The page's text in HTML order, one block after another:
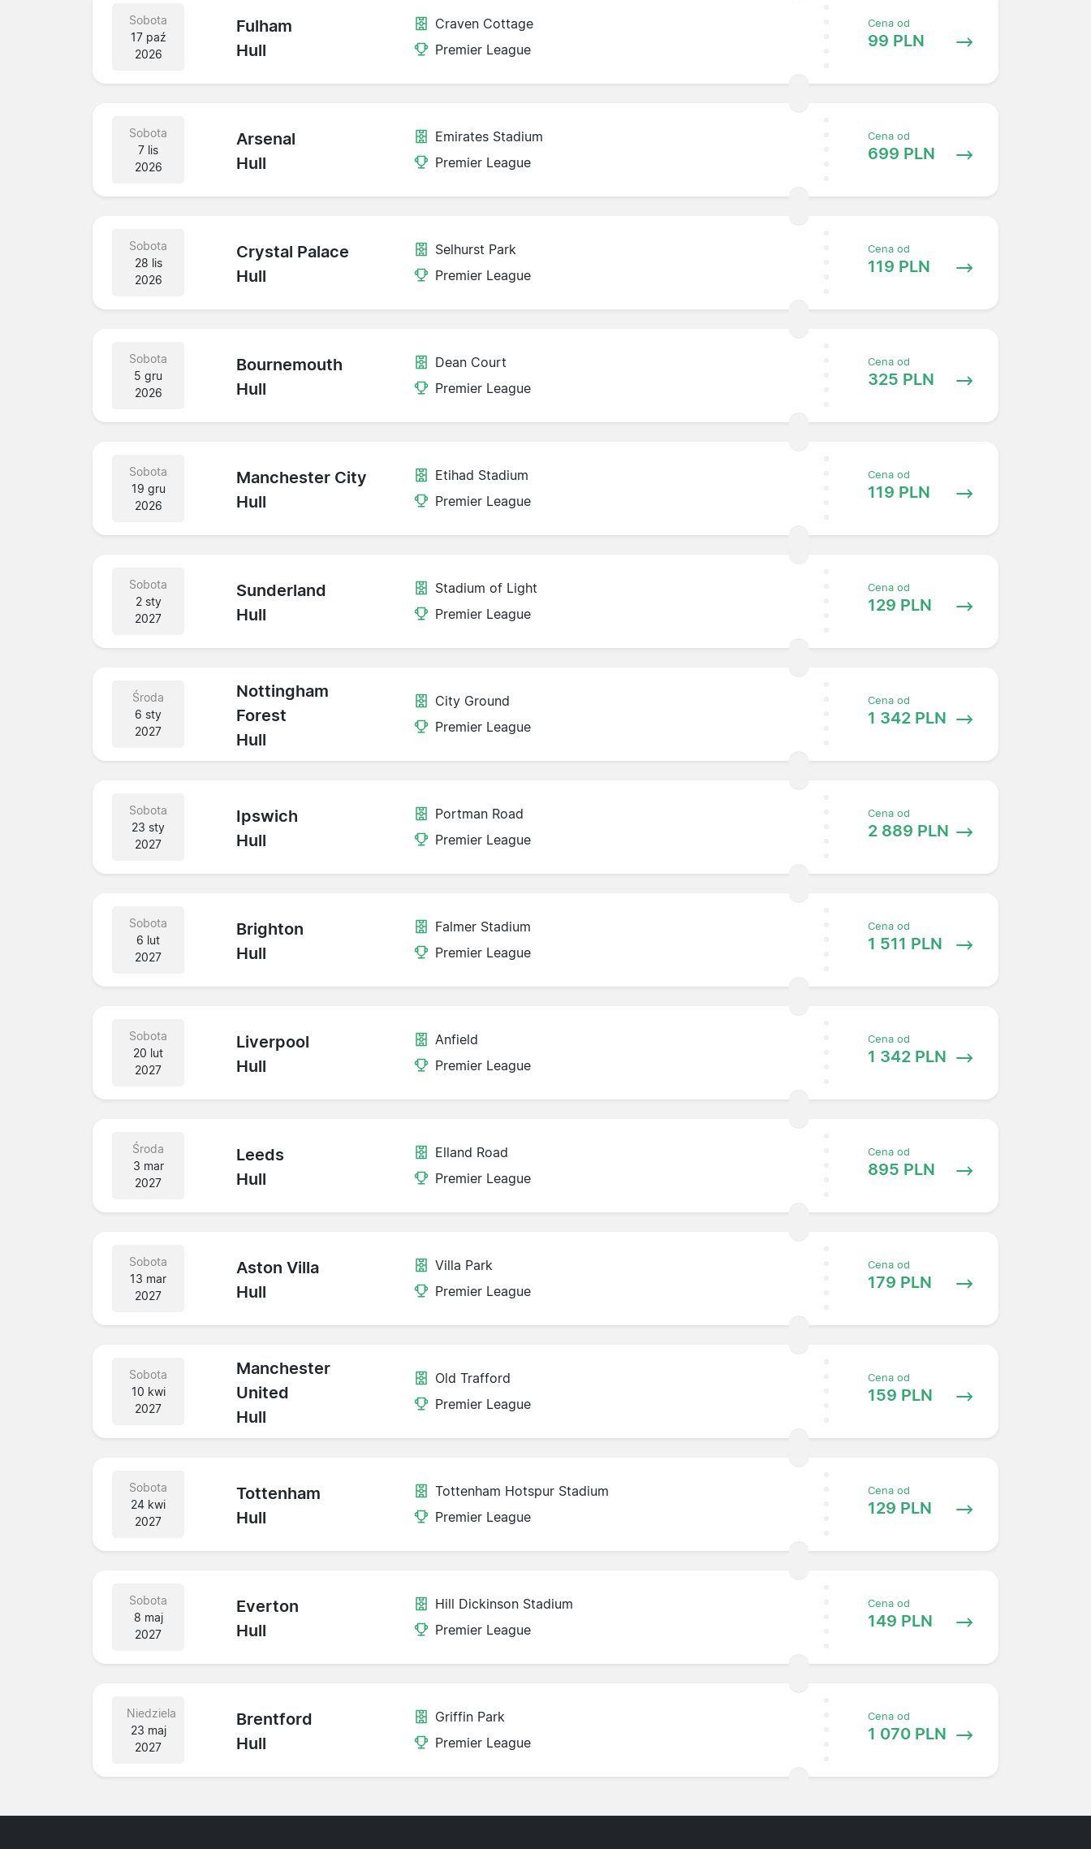
Sobota
17 paź
2026
Fulham
Hull
Craven Cottage
Premier League
Cena od
99 PLN
Sobota
7 lis
2026
Arsenal
Hull
Emirates Stadium
Premier League
Cena od
699 PLN
Sobota
28 lis
2026
Crystal Palace
Hull
Selhurst Park
Premier League
Cena od
119 PLN
Sobota
5 gru
2026
Bournemouth
Hull
Dean Court
Premier League
Cena od
325 PLN
Sobota
19 gru
2026
Manchester City
Hull
Etihad Stadium
Premier League
Cena od
119 PLN
Sobota
2 sty
2027
Sunderland
Hull
Stadium of Light
Premier League
Cena od
129 PLN
Środa
6 sty
2027
Nottingham
Forest
Hull
City Ground
Premier League
Cena od
1 342 PLN
Sobota
23 sty
2027
Ipswich
Hull
Portman Road
Premier League
Cena od
2 889 PLN
Sobota
6 lut
2027
Brighton
Hull
Falmer Stadium
Premier League
Cena od
1 511 PLN
Sobota
20 lut
2027
Liverpool
Hull
Anfield
Premier League
Cena od
1 342 PLN
Środa
3 mar
2027
Leeds
Hull
Elland Road
Premier League
Cena od
895 PLN
Sobota
13 mar
2027
Aston Villa
Hull
Villa Park
Premier League
Cena od
179 PLN
Sobota
10 kwi
2027
Manchester
United
Hull
Old Trafford
Premier League
Cena od
159 PLN
Sobota
24 kwi
2027
Tottenham
Hull
Tottenham Hotspur Stadium
Premier League
Cena od
129 PLN
Sobota
8 maj
2027
Everton
Hull
Hill Dickinson Stadium
Premier League
Cena od
149 PLN
Niedziela
23 maj
2027
Brentford
Hull
Griffin Park
Premier League
Cena od
1 070 PLN